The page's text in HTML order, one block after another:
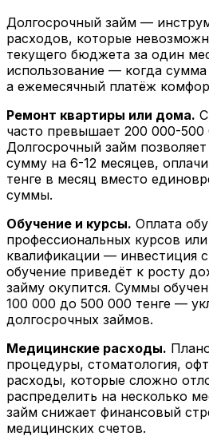
Долгосрочный займ —
расходов, которые
текущего бюджета за один
использование — когда
а ежемесячный платёж
Ремонт квартиры или дома.
часто превышает 200 000-500
Долгосрочный займ
сумму на 6-12 месяцев,
тенге в месяц вместо
суммы.
Обучение и курсы. Оплата
профессиональных курсов
квалификации — инвестиция
обучение приведёт к росту
займу окупится. Суммы
100 000 до 500 000 тенге —
долгосрочных займов.
Медицинские расходы.
процедуры, стоматология,
расходы, которые сложно
распределить на несколько
займ снижает финансовый
медицинских счетов.